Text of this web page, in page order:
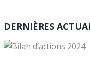
DERNIÈRES